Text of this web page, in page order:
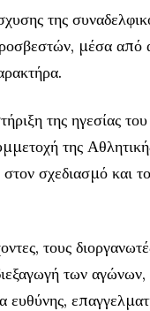
της
μέσα από
της ηγεσίας του
της
σχεδιασμό και
τους
των αγώνων,
ευθύνης,